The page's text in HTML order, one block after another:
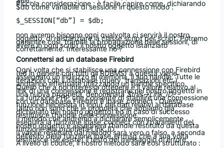
Piccola considerazione : è facile capire come, dichiarando
$db come variabile di sessione in questo modo :
non avremo bisogno ogni qualvolta ci servirà il nostro
oggetto, di reistanziare la classe script per script. Potremo
garantire così, tramite la propagazione delle sessioni, di
avere in ogni script il nostro oggetto istanziato
correttamente. Interessante no ?
Connettersi ad un database Firebird
Ogni volta che si stabilisce una connessione con Firebird
(ed in genere con tutti gli RDBMS) a questa viene
assegnato un’indirizzo di memoria, il suo handle. Tutte le
iterazioni con il database (query, transazioni etc.)
andranno effettuate utilizzando un handle specifico.
Quello che a noi interessa ottenere è il valore relativo al
link di una connessione e registrarlo nel nostro oggetto in
una nuova proprietà, denominata$this->Link_ID.
La funzione PHP che consente di stabilire una connessione
con un database Firebird è ibase_connect : Questa
funzione necessita in input dei dati relativi al database
(altro non sono che le proprietà che abbiamo già
dichiarato del nostro oggetto) ed in caso di successo
restituisce l’handle della connessione.
Il metodo che andremo a dichiarare semplicemente
eseguirà la funzione ibase_connect con i parametri del
nostro oggetto e assegnerà l’handle restituito da questa
funzione alla proprietà Link_ID.
Il valore restituito dal metodo sarà vero o falso, a seconda
dell’esito della funzione ibase_errmsg che a sua volta
restitusce (se esiste) il testo del messaggio di errore.
A livello di codice, il nostro metodo sarà così strutturato :